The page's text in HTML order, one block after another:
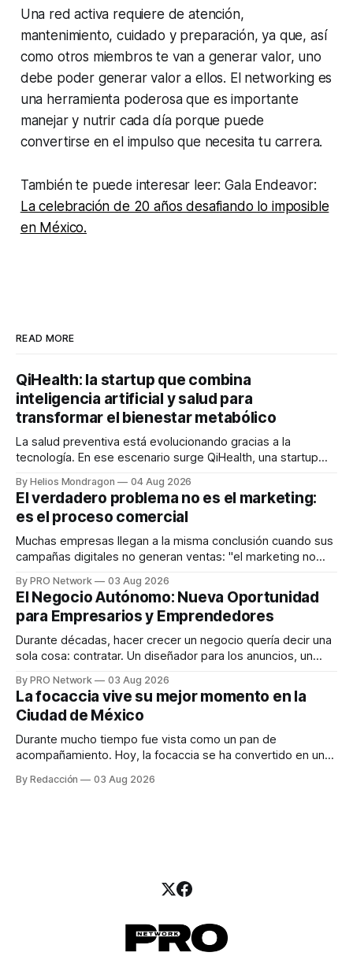
Una red activa requiere de atención,
mantenimiento, cuidado y preparación, ya que, así
como otros miembros te van a generar valor, uno
debe poder generar valor a ellos. El networking es
una herramienta poderosa que es importante
manejar y nutrir cada día porque puede
convertirse en el impulso que necesita tu carrera.
También te puede interesar leer: Gala Endeavor:
La celebración de 20 años desafiando lo imposible
en México.
READ MORE
QiHealth: la startup que combina
inteligencia artificial y salud para
transformar el bienestar metabólico
La salud preventiva está evolucionando gracias a la
tecnología. En ese escenario surge QiHealth, una startup
dispositivos inteligentes, inteligencia artificial y monitoreo
en tiempo real para ayudar a las personas a tomar mejores
decisiones sobre su salud metabólica. Su propuesta busca
responder
By Helios Mondragon 04 Aug 2026
El verdadero problema no es el marketing:
es el proceso comercial
Muchas empresas llegan a la misma conclusión cuando sus
campañas digitales no generan ventas: "el marketing no
INTERIUS, el problema suele estar en otro lugar. Durante
una entrevista para el podcast SER PRO, el especialista en
marketing digital explicó que
By PRO Network 03 Aug 2026
El Negocio Autónomo: Nueva Oportunidad
para Empresarios y Emprendedores
Durante décadas, hacer crecer un negocio quería decir una
sola cosa: contratar. Un diseñador para los anuncios, un
para los textos, alguien que supiera de publicidad digital
para encontrar prospectos, un vendedor para atender
llamadas y mensajes, y —con suerte— una persona
By PRO Network 03 Aug 2026
La focaccia vive su mejor momento en la
Ciudad de México
Durante mucho tiempo fue vista como un pan de
acompañamiento. Hoy, la focaccia se ha convertido en uno
artesanal, ingredientes de calidad y experiencias que
By Redacción 03 Aug 2026